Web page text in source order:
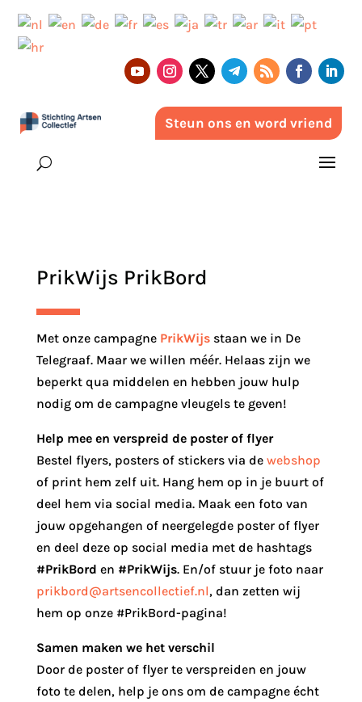
Steun ons en word vriend
PrikWijs PrikBord
Met onze campagne PrikWijsstaan we in De
Telegraaf. Maar we willen méér. Helaas zijn we
beperkt qua middelen en hebben jouw hulp
nodig om de campagne vleugels te geven!
Help mee en verspreid de poster of flyer
Bestel flyers, posters of stickers via de webshop
of print hem zelf uit. Hang hem op in je buurt of
deel hem via social media. Maak een foto van
jouw opgehangen of neergelegde poster of flyer
en deel deze op social media met de hashtags
#PrikBord en #PrikWijs. En/of stuur je foto naar
prikbord@artsencollectief.nl, dan zetten wij
hem op onze #PrikBord-pagina!
Samen maken we het verschil
Door de poster of flyer te verspreiden en jouw
foto te delen, help je ons om de campagne écht